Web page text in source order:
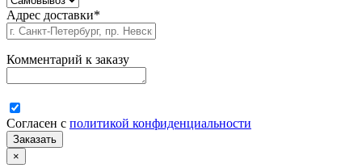
Адрес доставки*
Комментарий к заказу
Согласен с политикой конфиденциальности
×